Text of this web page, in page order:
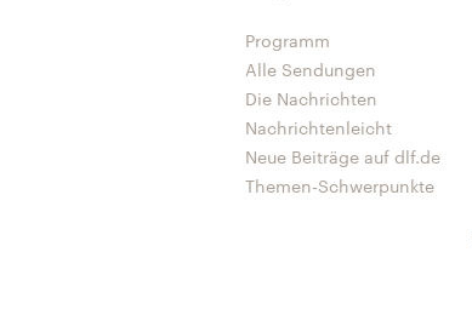
Programm
Alle Sendungen
Die Nachrichten
Nachrichtenleicht
Neue Beiträge auf dlf.de
Themen-Schwerpunkte